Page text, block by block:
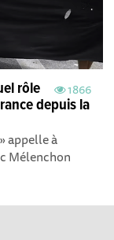
1866
rôle
depuis la
appelle à
Mélenchon